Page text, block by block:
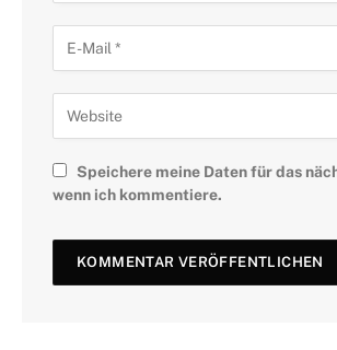
Speichere meine Daten für das
wenn ich kommentiere.